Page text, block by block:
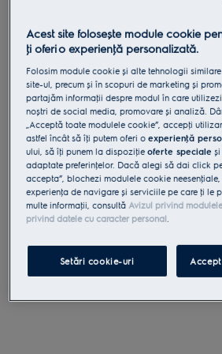
Ingrediente
Pentru „insule”
Pentru cremă zabaione
Pentru sos
Acest site folosește module cookie
ţi oferi o experienţă personalizată.
Folosim module cookie și alte tehnologii
site-ul, precum și în scopuri de marketing și
partajăm informaţii despre modul în care
noștri de social media, promovare și analiză.
„Acceptă toate modulele cookie”, accepţi
astfel încât să îţi putem oferi oexperienţă
ului, să îţi punem la dispoziţieoferte speciale
adaptate preferinţelor. Dacă alegi să dai click
accepta”, blochezi modulele cookie
experienţa de navigare și serviciile pe care ţi le
multe informaţii, consultă Avizul privind
privind datele cu caracter personal.
Setări cookie-uri